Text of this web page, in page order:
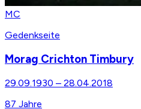
MC
Gedenkseite
Morag Crichton Timbury
29.09.1930 – 28.04.2018
87 Jahre